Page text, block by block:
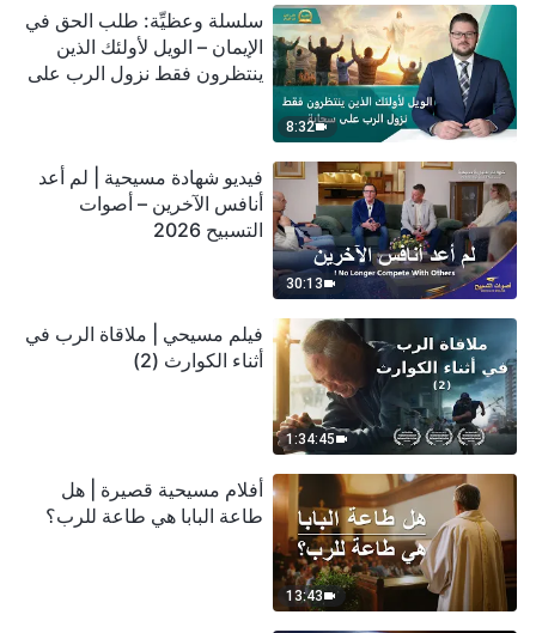
8:32
سلسلة وعظيِّة: طلب الحق في
الإيمان – الويل لأولئك الذين
ينتظرون فقط نزول الرب على
30:13
فيديو شهادة مسيحية | لم أعد
أنافس الآخرين – أصوات
التسبيح 2026
1:34:45
فيلم مسيحي | ملاقاة الرب في
أثناء الكوارث (2)
13:43
أفلام مسيحية قصيرة | هل
طاعة البابا هي طاعة للرب؟